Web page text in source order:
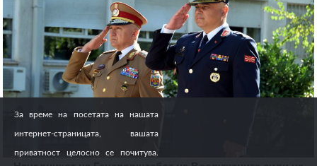
За време на посетата на нашата
интернет-страницата, вашата
приватност целосно се почитува.